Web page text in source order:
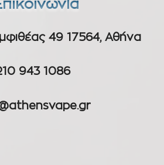
49 17564, Αθήνα
943 1086